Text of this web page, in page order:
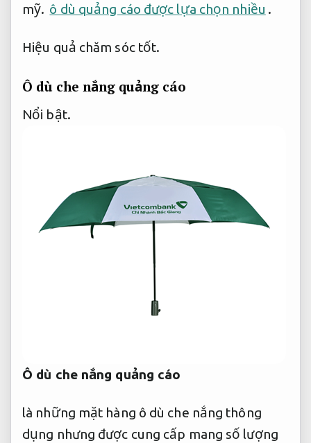
mỹ. ô dù quảng cáo được lựa chọn nhiều .
Hiệu quả chăm sóc tốt.
Ô dù che nắng quảng cáo
Nổi bật.
Ô dù che nắng quảng cáo
là những mặt hàng ô dù che nắng thông
dụng nhưng được cung cấp mang số lượng